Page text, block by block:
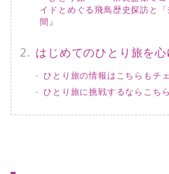
イドとめぐる飛鳥歴史探訪と
間』
はじめてのひとり旅を
ひとり旅の情報はこちらもチ
ひとり旅に挑戦するならこち